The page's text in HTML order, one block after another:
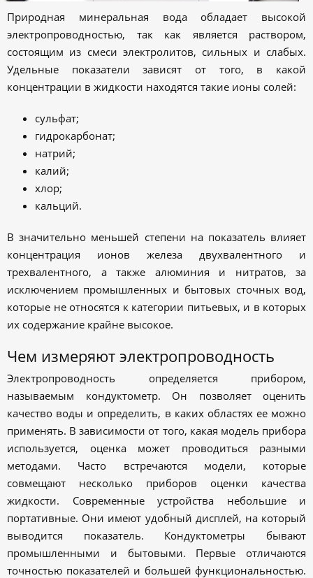
Природная минеральная вода обладает высокой
электропроводностью, так как является раствором,
состоящим из смеси электролитов, сильных и слабых.
Удельные показатели зависят от того, в какой
концентрации в жидкости находятся такие ионы солей:
сульфат;
гидрокарбонат;
натрий;
калий;
хлор;
кальций.
В значительно меньшей степени на показатель влияет
концентрация ионов железа двухвалентного и
трехвалентного, а также алюминия и нитратов, за
исключением промышленных и бытовых сточных вод,
которые не относятся к категории питьевых, и в которых
их содержание крайне высокое.
Чем измеряют электропроводность
Электропроводность определяется прибором,
называемым кондуктометр. Он позволяет оценить
качество воды и определить, в каких областях ее можно
применять. В зависимости от того, какая модель прибора
используется, оценка может проводиться разными
методами. Часто встречаются модели, которые
совмещают несколько приборов оценки качества
жидкости. Современные устройства небольшие и
портативные. Они имеют удобный дисплей, на который
выводится показатель. Кондуктометры бывают
промышленными и бытовыми. Первые отличаются
точностью показателей и большей функциональностью.